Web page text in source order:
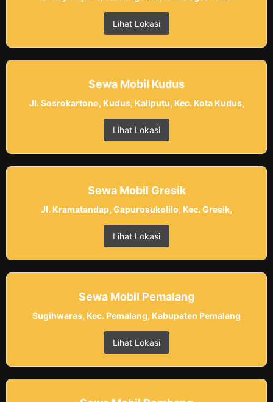
Lihat Lokasi
Sewa Mobil Kudus
Jl. Sosrokartono, Kudus, Kaliputu, Kec. Kota Kudus,
Lihat Lokasi
Sewa Mobil Gresik
Jl. Kramatandap, Gapurosukolilo, Kec. Gresik,
Lihat Lokasi
Sewa Mobil Pemalang
Sugihwaras, Kec. Pemalang, Kabupaten Pemalang
Lihat Lokasi